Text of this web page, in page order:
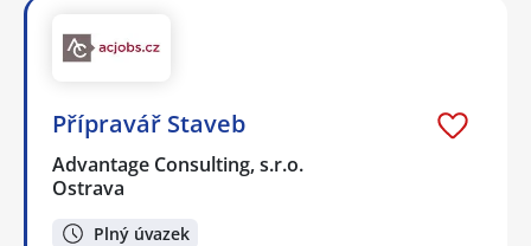
Přípravář Staveb
Advantage Consulting, s.r.o.
Ostrava
Plný úvazek